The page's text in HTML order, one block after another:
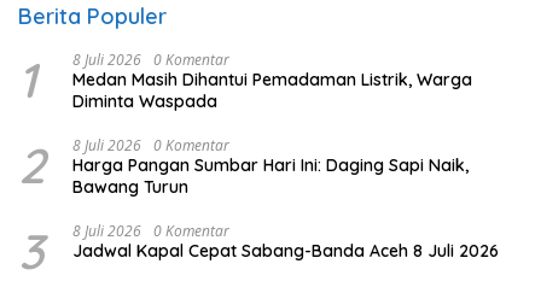
Berita Populer
1 8 Juli 2026 0 Komentar
Medan Masih Dihantui Pemadaman Listrik, Warga
Diminta Waspada
2 8 Juli 2026 0 Komentar
Harga Pangan Sumbar Hari Ini: Daging Sapi Naik,
Bawang Turun
3 8 Juli 2026 0 Komentar
Jadwal Kapal Cepat Sabang-Banda Aceh 8 Juli 2026